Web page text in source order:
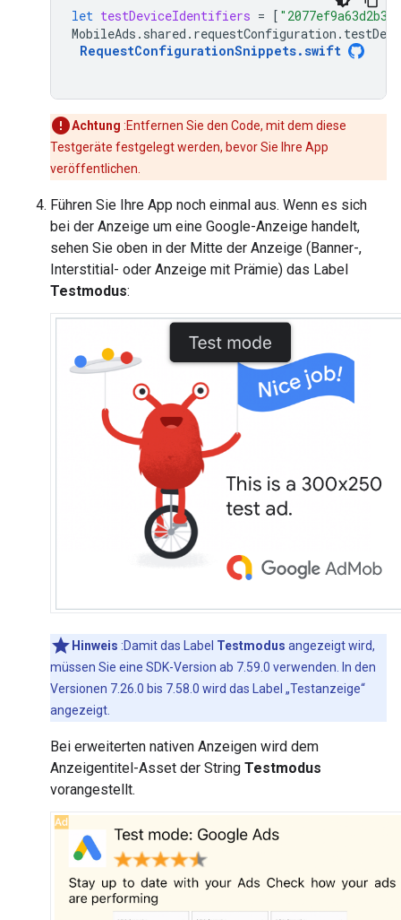
let testDeviceIdentifiers = [
MobileAds . shared . requestConfiguration .
RequestConfigurationSnippets.swift
Achtung :Entfernen Sie den Code, mit dem diese
Testgeräte festgelegt werden, bevor Sie Ihre App
veröffentlichen.
Führen Sie Ihre App noch einmal aus. Wenn es sich
bei der Anzeige um eine Google-Anzeige handelt,
sehen Sie oben in der Mitte der Anzeige (Banner-,
Interstitial- oder Anzeige mit Prämie) das Label
Testmodus:
Hinweis :Damit das Label Testmodus angezeigt wird,
müssen Sie eine SDK-Version ab 7.59.0 verwenden. In den
Versionen 7.26.0 bis 7.58.0 wird das Label „Testanzeige“
angezeigt.
Bei erweiterten nativen Anzeigen wird dem
Anzeigentitel-Asset der String Testmodus
vorangestellt.